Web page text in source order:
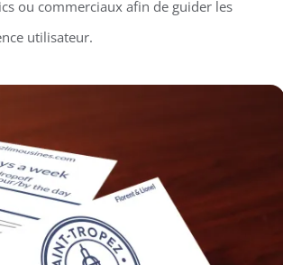
ou commerciaux afin de guider les
utilisateur.